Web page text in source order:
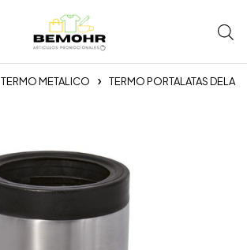
TERMO METALICO
TERMO PORTALATAS DELA